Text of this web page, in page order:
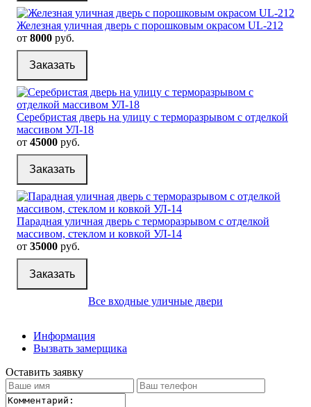
Железная уличная дверь с порошковым окрасом UL-212
от 8000 руб.
Заказать
Серебристая дверь на улицу с терморазрывом с отделкой
массивом УЛ-18
от 45000 руб.
Заказать
Парадная уличная дверь с терморазрывом с отделкой
массивом, стеклом и ковкой УЛ-14
от 35000 руб.
Заказать
Все входные уличные двери
Информация
Вызвать замерщика
Оставить заявку